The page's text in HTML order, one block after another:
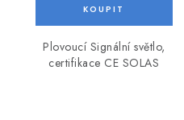
Plovoucí Signální světlo,
certifikace CE SOLAS